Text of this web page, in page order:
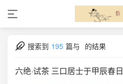
搜索到 195 篇与 的结果
六绝·试茶 三口居士于甲辰春日